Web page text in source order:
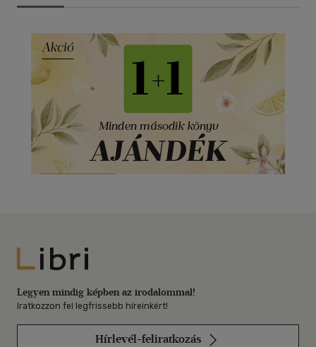
Libri
Legyen mindig képben az irodalommal!
Iratkozzon fel legfrissebb híreinkért!
Hírlevél-feliratkozás